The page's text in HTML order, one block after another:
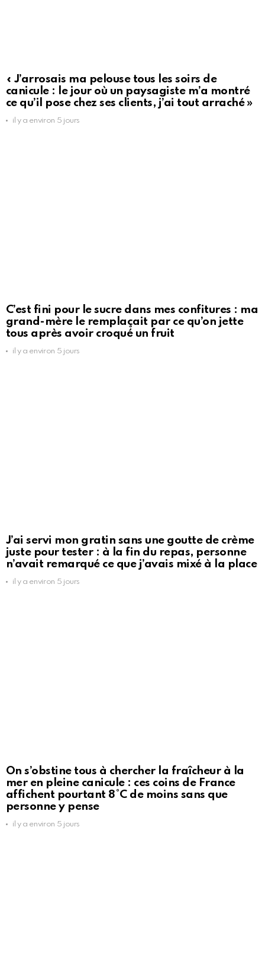
« J’arrosais ma pelouse tous les soirs de
canicule : le jour où un paysagiste m’a montré
ce qu’il pose chez ses clients, j’ai tout arraché »
il y a environ 5 jours
C’est fini pour le sucre dans mes confitures : ma
grand-mère le remplaçait par ce qu’on jette
tous après avoir croqué un fruit
il y a environ 5 jours
J’ai servi mon gratin sans une goutte de crème
juste pour tester : à la fin du repas, personne
n’avait remarqué ce que j’avais mixé à la place
il y a environ 5 jours
On s’obstine tous à chercher la fraîcheur à la
mer en pleine canicule : ces coins de France
affichent pourtant 8°C de moins sans que
personne y pense
il y a environ 5 jours